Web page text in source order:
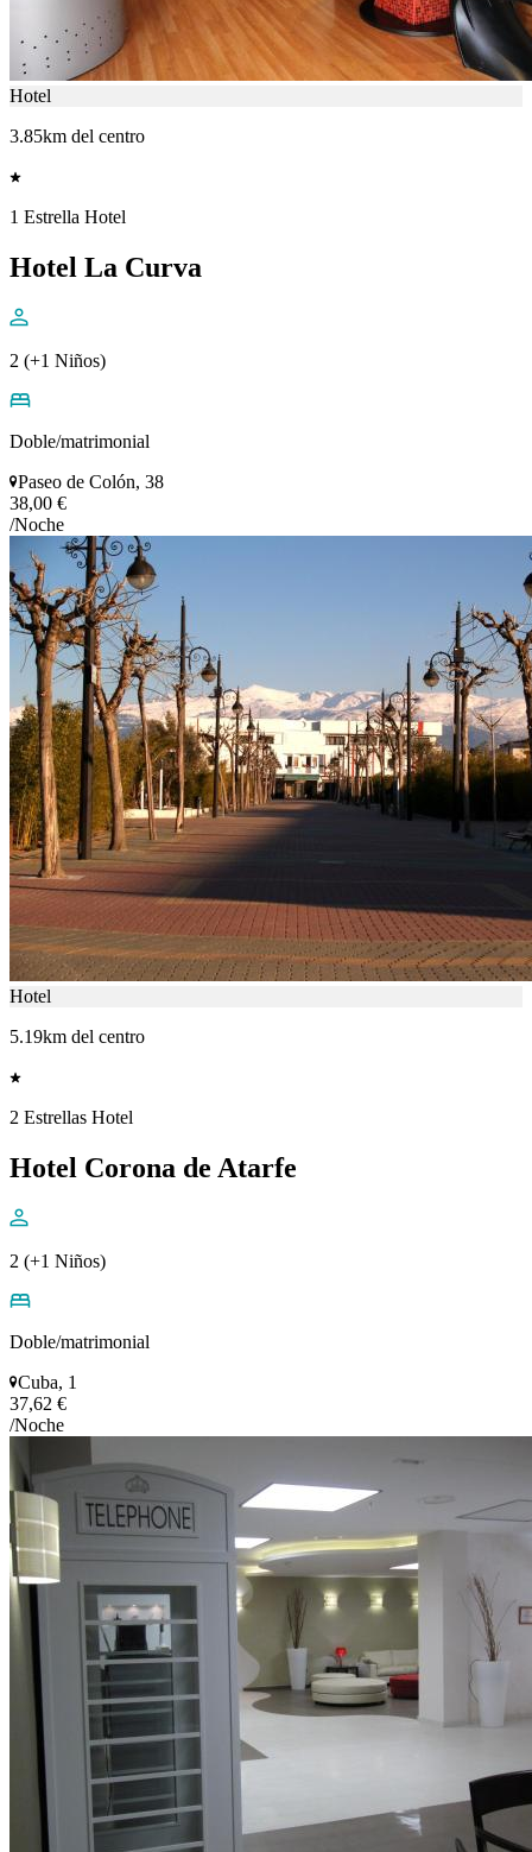
Hotel
3.85km del centro
1 Estrella Hotel
Hotel La Curva
2 (+1 Niños)
Doble/matrimonial
Paseo de Colón, 38
38,00 €
/Noche
Hotel
5.19km del centro
2 Estrellas Hotel
Hotel Corona de Atarfe
2 (+1 Niños)
Doble/matrimonial
Cuba, 1
37,62 €
/Noche